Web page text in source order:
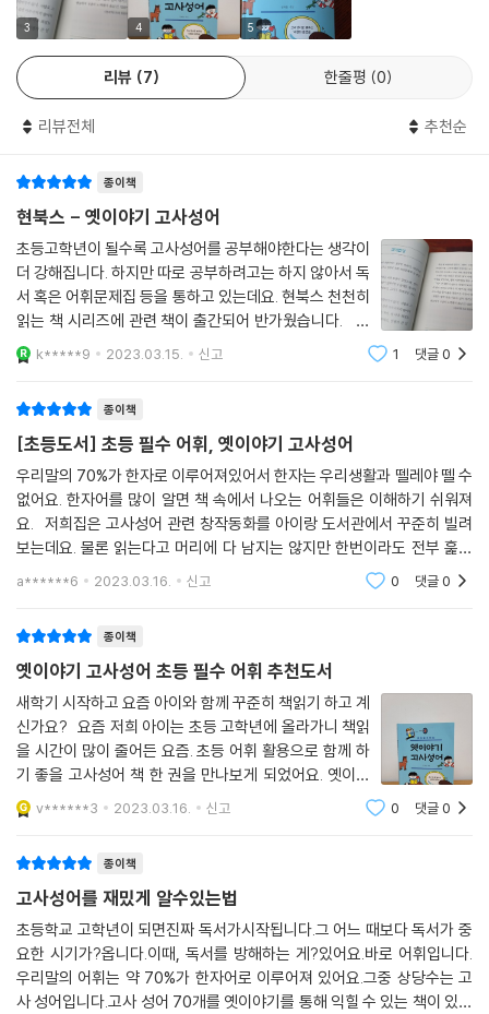
3 4 5
리뷰 7 한줄평 0
리뷰전체 추천순
종이책
현북스 - 옛이야기 고사성어
초등고학년이 될수록 고사성어를 공부해야한다는 생각이
더 강해집니다. 하지만 따로 공부하려고는 하지 않아서 독
서 혹은 어휘문제집 등을 통하고 있는데요. 현북스 천천히
읽는 책 시리즈에 관련 책이 출간되어 반가웠습니다. 이
책은 초등 고학년 대상 필수 고사성어 70여개를 옛이야
기를 통해 익힐 수 있습니다. 고사성어로 배우는 사람의
k*****9 2023.03.15. 신고 1 댓글0
종이책
[초등도서] 초등 필수 어휘, 옛이야기 고사성어
우리말의 70%가 한자로 이루어져있어서 한자는 우리생활과 뗄레야 뗄 수
없어요. 한자어를 많이 알면 책 속에서 나오는 어휘들은 이해하기 쉬워져
요. 저희집은 고사성어 관련 창작동화를 아이랑 도서관에서 꾸준히 빌려
보는데요. 물론 읽는다고 머리에 다 남지는 않지만 한번이라도 전부 훑어
보고자 하는 의미에서 보고 있어요. 이런 창작동화들은 고사성어 원전에
a******6 2023.03.16. 신고 0 댓글0
종이책
옛이야기 고사성어 초등 필수 어휘 추천도서
새학기 시작하고 요즘 아이와 함께 꾸준히 책읽기 하고 계
신가요? 요즘 저희 아이는 초등 고학년에 올라가니 책읽
을 시간이 많이 줄어든 요즘. 초등 어휘 활용으로 함께 하
기 좋을 고사성어 책 한 권을 만나보게 되었어요. 옛이야
기 고사성어 초등 필수 어휘랍니다. 천천히 읽는책 61번
째 초등 읽기책인데요. 요즘 우리 아이가 한자 학습과 함
v******3 2023.03.16. 신고 0 댓글0
종이책
고사성어를 재밌게 알수있는법
초등학교 고학년이 되면진짜 독서가시작됩니다.그 어느 때보다 독서가 중
요한 시기가?옵니다.이때, 독서를 방해하는 게?있어요.바로 어휘입니다.
우리말의 어휘는 약 70%가 한자어로 이루어져 있어요.그중 상당수는 고
사 성어입니다.고사 성어 70개를 옛이야기를 통해 익힐 수 있는 책이 있어